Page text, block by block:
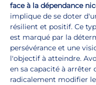
face à la dépendance
implique de se doter
résilient et positif. Ce
est marqué par la
persévérance et une
l'objectif à atteindre.
en sa capacité à arrêter
radicalement modifier